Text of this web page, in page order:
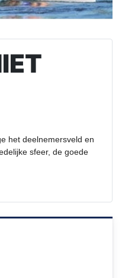
het deelnemersveld en
sfeer, de goede